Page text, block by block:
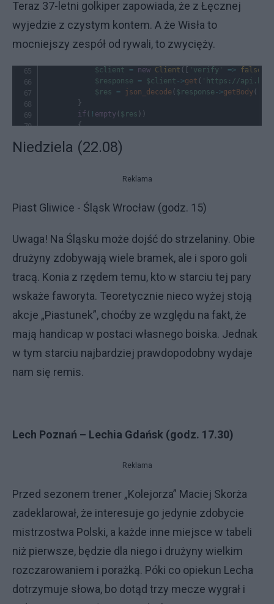
Teraz 37-letni golkiper zapowiada, że z Łęcznej
wyjedzie z czystym kontem. A że Wisła to
mocniejszy zespół od rywali, to zwycięży.
Niedziela (22.08)
Reklama
Piast Gliwice - Śląsk Wrocław (godz. 15)
Uwaga! Na Śląsku może dojść do strzelaniny. Obie
drużyny zdobywają wiele bramek, ale i sporo goli
tracą. Konia z rzędem temu, kto w starciu tej pary
wskaże faworyta. Teoretycznie nieco wyżej stoją
akcje „Piastunek”, choćby ze względu na fakt, że
mają handicap w postaci własnego boiska. Jednak
w tym starciu najbardziej prawdopodobny wydaje
nam się remis.
Lech Poznań – Lechia Gdańsk (godz. 17.30)
Reklama
Przed sezonem trener „Kolejorza” Maciej Skorża
zadeklarował, że interesuje go jedynie zdobycie
mistrzostwa Polski, a każde inne miejsce w tabeli
niż pierwsze, będzie dla niego i drużyny wielkim
rozczarowaniem i porażką. Póki co opiekun Lecha
dotrzymuje słowa, bo dotąd trzy mecze wygrał i